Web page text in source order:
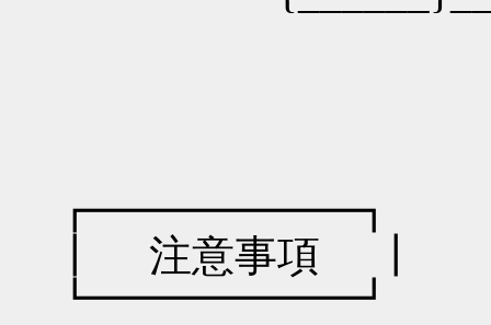
┏━━━━━━┓
┃ 注意事項 ┃
┗━━━━━━┛